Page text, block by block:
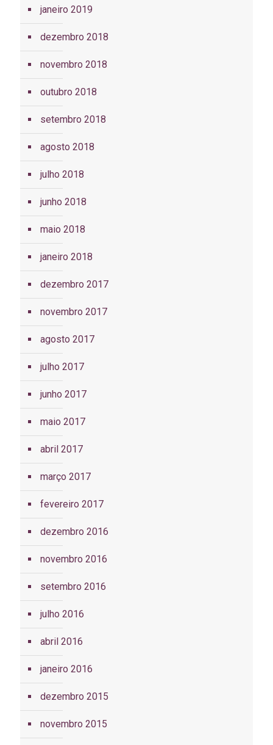
janeiro 2019
dezembro 2018
novembro 2018
outubro 2018
setembro 2018
agosto 2018
julho 2018
junho 2018
maio 2018
janeiro 2018
dezembro 2017
novembro 2017
agosto 2017
julho 2017
junho 2017
maio 2017
abril 2017
março 2017
fevereiro 2017
dezembro 2016
novembro 2016
setembro 2016
julho 2016
abril 2016
janeiro 2016
dezembro 2015
novembro 2015